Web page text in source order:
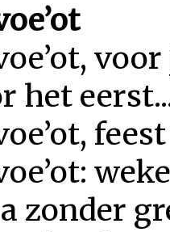
het
zonder